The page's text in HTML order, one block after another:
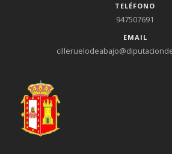
TELÉFONO
947507691
EMAIL